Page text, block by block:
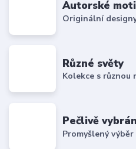
Autorské
Originální
Různé světy
Kolekce s různou
Pečlivě
Promyšlený